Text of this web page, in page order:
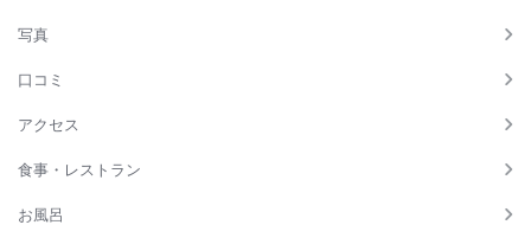
写真
口コミ
アクセス
食事・レストラン
お風呂